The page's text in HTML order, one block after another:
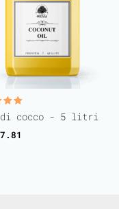
di cocco - 5 litri